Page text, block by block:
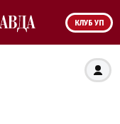
КЛУБ УП